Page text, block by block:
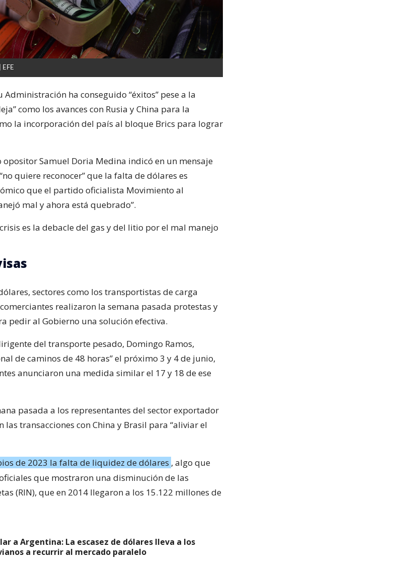
ha conseguido “éxitos” pese a la
como los avances con Rusia y China para la
la incorporación del país al bloque Brics para lograr
opositor Samuel Doria Medina indicó en un mensaje
quiere reconocer” que la falta de dólares es
que el partido oficialista Movimiento al
mal y ahora está quebrado”.
es la debacle del gas y del litio por el mal manejo
sectores como los transportistas de carga
realizaron la semana pasada protestas y
pedir al Gobierno una solución efectiva.
del transporte pesado, Domingo Ramos,
de caminos de 48 horas” el próximo 3 y 4 de junio,
anunciaron una medida similar el 17 y 18 de ese
pasada a los representantes del sector exportador
las transacciones con China y Brasil para “aliviar el
de 2023 la falta de liquidez de dólares , algo que
que mostraron una disminución de las
(RIN), que en 2014 llegaron a los 15.122 millones de
a Argentina: La escasez de dólares lleva a los
a recurrir al mercado paralelo